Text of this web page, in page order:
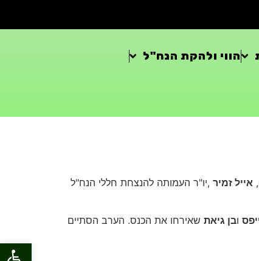
פתח
הווי ולהקת הנח"ל
אייל זמיר ,יו"ר העמותה להנצחת חללי הנח"ל
ובן גיאת שאירחו את הכנס. הערב הסתיים